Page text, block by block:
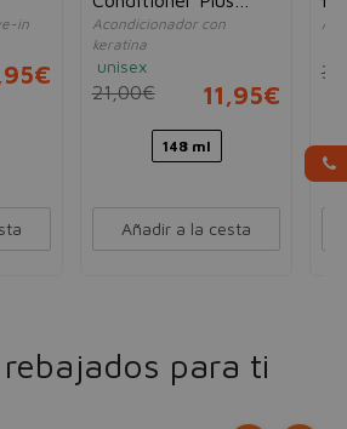
in
Keratin
Acondicionador con
keratina
unisex
21,00€ 11,95€
148 ml
Añadir a la cesta
para ti